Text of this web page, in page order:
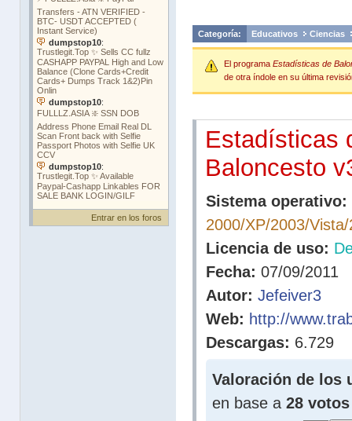
Entrar en los foros
Categoría: Educativos Ciencias
El programa Estadísticas de
de otra índole en su última
Estadísticas
Baloncesto
Sistema operativo:
2000/XP/2003/
Licencia de uso:
Fecha: 07/09/2011
Autor: Jefeiver3
Web: http://
Descargas: 6.729
Valoración de los
en base a 28 votos